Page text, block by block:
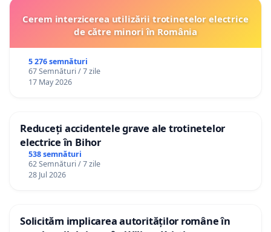
Cerem interzicerea utilizării trotinetelor electrice
de către minori în România
5 276 semnături
67 Semnături / 7 zile
17 May 2026
Reduceți accidentele grave ale trotinetelor
electrice în Bihor
538 semnături
62 Semnături / 7 zile
28 Jul 2026
Solicităm implicarea autorităților române în